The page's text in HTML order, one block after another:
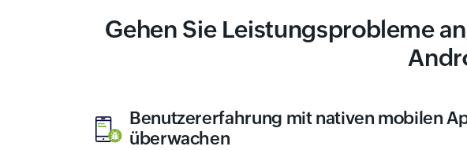
Gehen Sie Leistungsprobleme
Benutzererfahrung mit nativen mobilen
überwachen